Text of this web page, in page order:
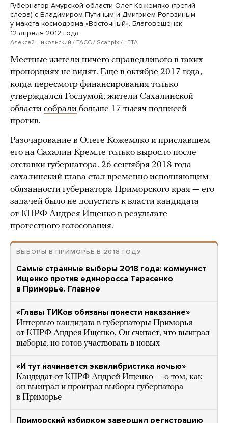
Губернатор Амурской области Олег Кожемяко (третий
слева) с Владимиром Путиным и Дмитрием Рогозиным
у макета космодрома «Восточный». Благовещенск,
12 апреля 2012 года
Алексей Никольский / ТАСС / Scanpix / LETA
Местные жители ничего справедливого в таких
пропорциях не видят. Еще в октябре 2017 года,
когда пересмотр финансирования только
утверждался Госдумой, жители Сахалинской
области собрали больше 17 тысяч подписей
против.
Разочарование в Олеге Кожемяко и приславшем
его на Сахалин Кремле только выросло после
отставки губернатора. 26 сентября 2018 года
сахалинский глава стал временно исполняющим
обязанности губернатора Приморского края — его
задачей было не допустить к власти кандидата
от КПРФ Андрея Ищенко в результате
протестного голосования.
ВЫБОРЫ В ПРИМОРЬЕ В 2018 ГОДУ
Самые странные выборы 2018 года: коммунист
Ищенко против единоросса Тарасенко
в Приморье. Главное
«Главы ТИКов обязаны понести наказание»
Интервью кандидата в губернаторы Приморья
от КПРФ Андрея Ищенко. Он считает, что выиграл
выборы, но готов участвовать в новых
«И тут начинается эквилибристика ночью»
Кандидат от КПРФ Андрей Ищенко — о том, как
он выиграл и проиграл выборы губернатора
в Приморье
Приморский избирком завершил регистрацию